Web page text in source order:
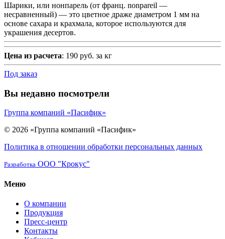
Шарики, или нонпарель (от франц. nonpareil —
несравненный) — это цветное драже диаметром 1 мм на
основе сахара и крахмала, которое используются для
украшения десертов.
Цена из расчета: 190 руб. за кг
Под заказ
Вы недавно посмотрели
Группа компаний «Пасифик»
© 2026 «Группа компаний «Пасифик»
Политика в отношении обработки персональных данных
Разработка ООО "Крокус"
Меню
О компании
Продукция
Пресс-центр
Контакты